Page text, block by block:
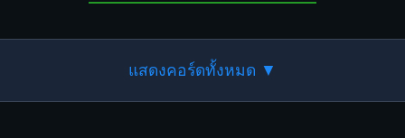
แสดงคอร์ดทั้งหมด ▼